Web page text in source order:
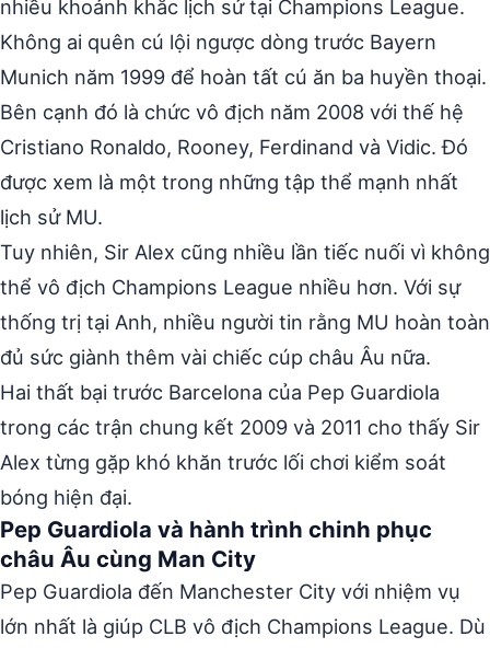
nhiều khoảnh khắc lịch sử tại Champions League.
Không ai quên cú lội ngược dòng trước Bayern
Munich năm 1999 để hoàn tất cú ăn ba huyền thoại.
Bên cạnh đó là chức vô địch năm 2008 với thế hệ
Cristiano Ronaldo, Rooney, Ferdinand và Vidic. Đó
được xem là một trong những tập thể mạnh nhất
lịch sử MU.
Tuy nhiên, Sir Alex cũng nhiều lần tiếc nuối vì không
thể vô địch Champions League nhiều hơn. Với sự
thống trị tại Anh, nhiều người tin rằng MU hoàn toàn
đủ sức giành thêm vài chiếc cúp châu Âu nữa.
Hai thất bại trước Barcelona của Pep Guardiola
trong các trận chung kết 2009 và 2011 cho thấy Sir
Alex từng gặp khó khăn trước lối chơi kiểm soát
bóng hiện đại.
Pep Guardiola và hành trình chinh phục
châu Âu cùng Man City
Pep Guardiola đến Manchester City với nhiệm vụ
lớn nhất là giúp CLB vô địch Champions League. Dù